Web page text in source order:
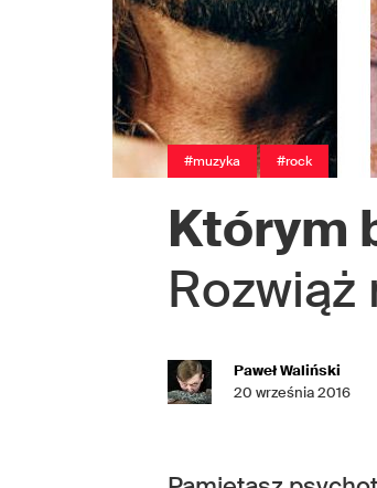
#muzyka #rock
Którym
Rozwiąż
Paweł Waliński
20 września 2016